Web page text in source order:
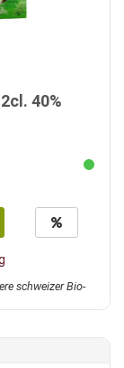
40%
schweizer Bio-